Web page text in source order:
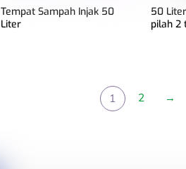
Tempat Sampah Injak 50
Liter
50
pilah 2
1 2 →